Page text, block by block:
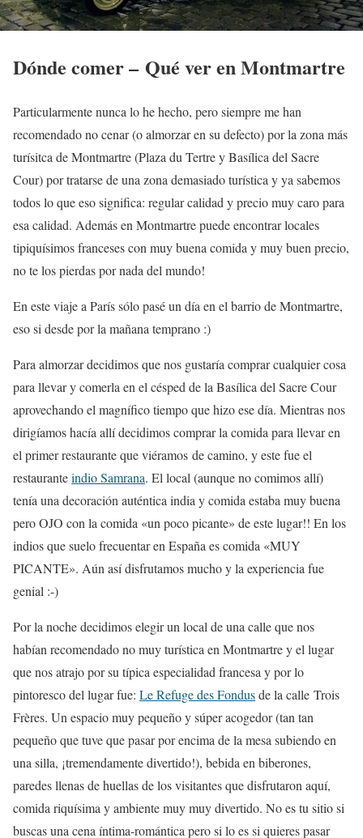
Dónde comer – Qué ver en Montmartre
Particularmente nunca lo he hecho, pero siempre me han
recomendado no cenar (o almorzar en su defecto) por la zona más
turísitca de Montmartre (Plaza du Tertre y Basílica del Sacre
Cour) por tratarse de una zona demasiado turística y ya sabemos
todos lo que eso significa: regular calidad y precio muy caro para
esa calidad. Además en Montmartre puede encontrar locales
tipiquísimos franceses con muy buena comida y muy buen precio,
no te los pierdas por nada del mundo!
En este viaje a París sólo pasé un día en el barrio de Montmartre,
eso si desde por la mañana temprano :)
Para almorzar decidimos que nos gustaría comprar cualquier cosa
para llevar y comerla en el césped de la Basílica del Sacre Cour
aprovechando el magnífico tiempo que hizo ese día. Mientras nos
dirigíamos hacía allí decidimos comprar la comida para llevar en
el primer restaurante que viéramos de camino, y este fue el
restauranteindio Samrana. El local (aunque no comimos allí)
tenía una decoración auténtica india y comida estaba muy buena
pero OJO con la comida «un poco picante» de este lugar!! En los
indios que suelo frecuentar en España es comida «MUY
PICANTE». Aún así disfrutamos mucho y la experiencia fue
genial :-)
Por la noche decidimos elegir un local de una calle que nos
habían recomendado no muy turística en Montmartre y el lugar
que nos atrajo por su típica especialidad francesa y por lo
pintoresco del lugar fue: Le Refuge des Fondusde la calle Trois
Frères. Un espacio muy pequeño y súper acogedor (tan tan
pequeño que tuve que pasar por encima de la mesa subiendo en
una silla, ¡tremendamente divertido!), bebida en biberones,
paredes llenas de huellas de los visitantes que disfrutaron aquí,
comida riquísima y ambiente muy muy divertido. No es tu sitio si
buscas una cena íntima-romántica pero si lo es si quieres pasar